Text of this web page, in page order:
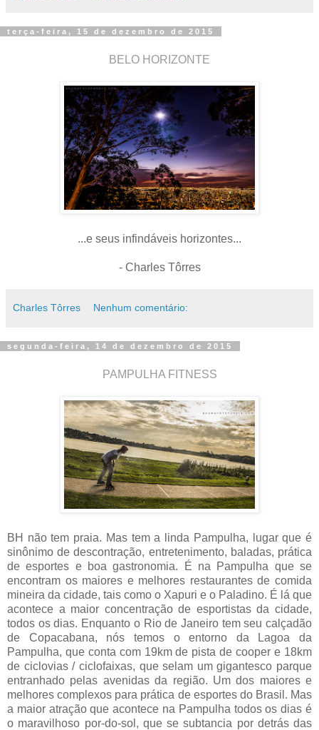
terça-feira, 15 de dezembro de 2015
BELO HORIZONTE
...e seus infindáveis horizontes...
- Charles Tôrres
Charles Tôrres Nenhum comentário:
segunda-feira, 14 de dezembro de 2015
PAMPULHA FITNESS
BH não tem praia. Mas tem a linda Pampulha, lugar que é
sinônimo de descontração, entretenimento, baladas, prática
de esportes e boa gastronomia. É na Pampulha que se
encontram os maiores e melhores restaurantes de comida
mineira da cidade, tais como o Xapuri e o Paladino. É lá que
acontece a maior concentração de esportistas da cidade,
todos os dias. Enquanto o Rio de Janeiro tem seu calçadão
de Copacabana, nós temos o entorno da Lagoa da
Pampulha, que conta com 19km de pista de cooper e 18km
de ciclovias / ciclofaixas, que selam um gigantesco parque
entranhado pelas avenidas da região. Um dos maiores e
melhores complexos para prática de esportes do Brasil. Mas
a maior atração que acontece na Pampulha todos os dias é
o maravilhoso por-do-sol, que se subtancia por detrás das